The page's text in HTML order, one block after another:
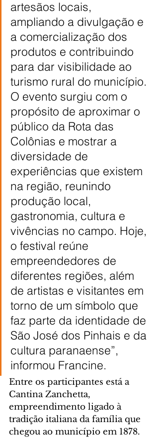
artesãos locais,
ampliando a divulgação e
a comercialização dos
produtos e contribuindo
para dar visibilidade ao
turismo rural do município.
O evento surgiu com o
propósito de aproximar o
público da Rota das
Colônias e mostrar a
diversidade de
experiências que existem
na região, reunindo
produção local,
gastronomia, cultura e
vivências no campo. Hoje,
o festival reúne
empreendedores de
diferentes regiões, além
de artistas e visitantes em
torno de um símbolo que
faz parte da identidade de
São José dos Pinhais e da
cultura paranaense”,
informou Francine.
Entre os participantes está a
Cantina Zanchetta,
empreendimento ligado à
tradição italiana da família que
chegou ao município em 1878.